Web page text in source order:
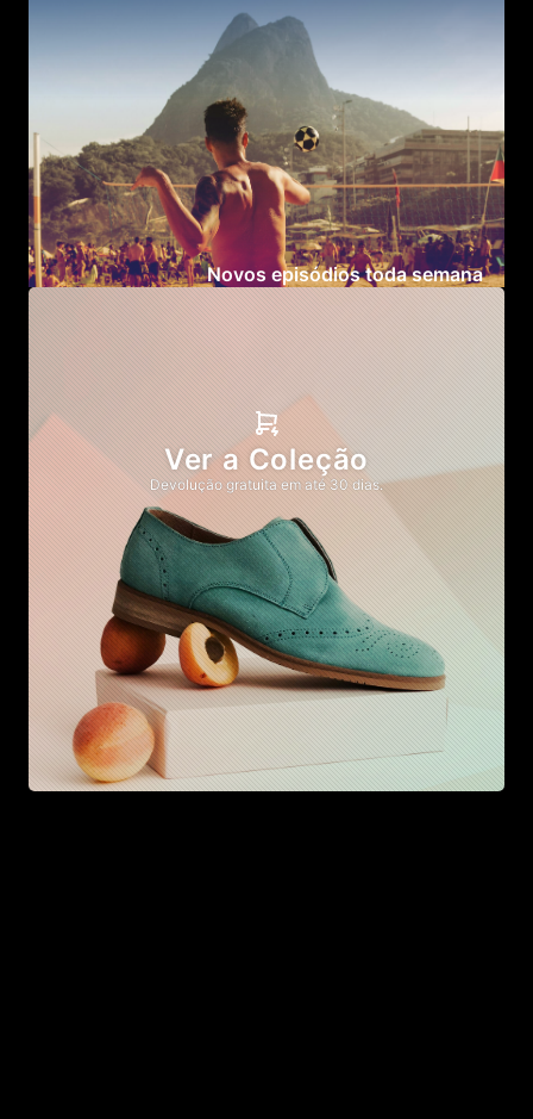
Novos episódios toda semana
Ver a Coleção
Devolução gratuita em até 30 dias.